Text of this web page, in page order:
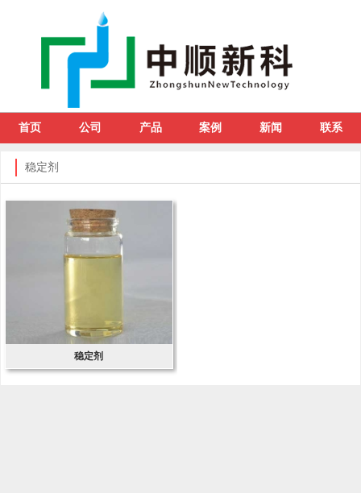
首页 公司 产品 案例 新闻 联系
稳定剂
稳定剂